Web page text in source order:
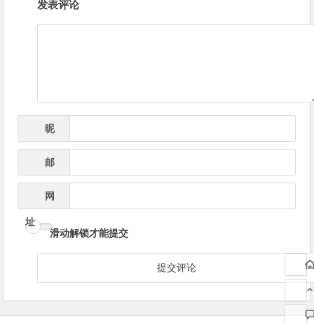
发表评论
昵
邮
网
址
滑动解锁才能提交